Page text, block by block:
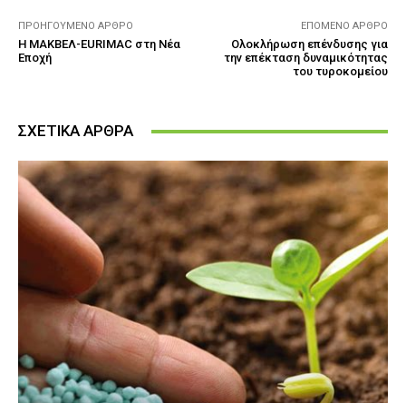
ΠΡΟΗΓΟΎΜΕΝΟ ΆΡΘΡΟ
Η ΜΑΚΒΕΛ-EURIMAC στη Νέα
Εποχή
ΕΠΌΜΕΝΟ ΆΡΘΡΟ
Ολοκλήρωση επένδυσης για
την επέκταση δυναμικότητας
του τυροκομείου
ΣΧΕΤΙΚΑ ΑΡΘΡΑ